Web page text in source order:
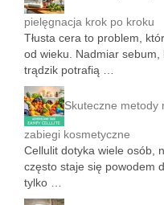
pielęgnacja krok po kroku
Tłusta cera to problem,
od wieku. Nadmiar sebum,
trądzik potrafią …
Skuteczne metody
zabiegi kosmetyczne
Cellulit dotyka wiele osób,
często staje się powodem
tylko …